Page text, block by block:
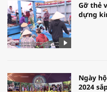
Gỡ thẻ
dựng
Ngày
2024